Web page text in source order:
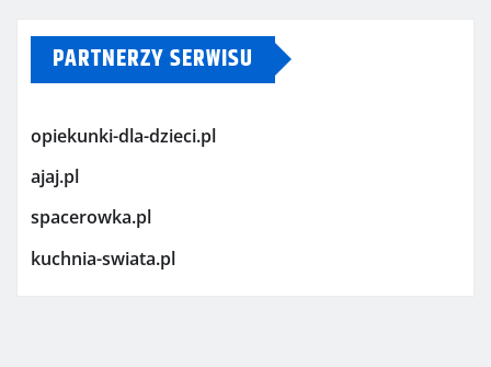
PARTNERZY SERWISU
opiekunki-dla-dzieci.pl
ajaj.pl
spacerowka.pl
kuchnia-swiata.pl